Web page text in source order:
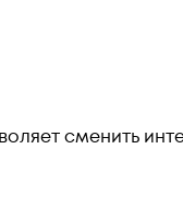
сменить